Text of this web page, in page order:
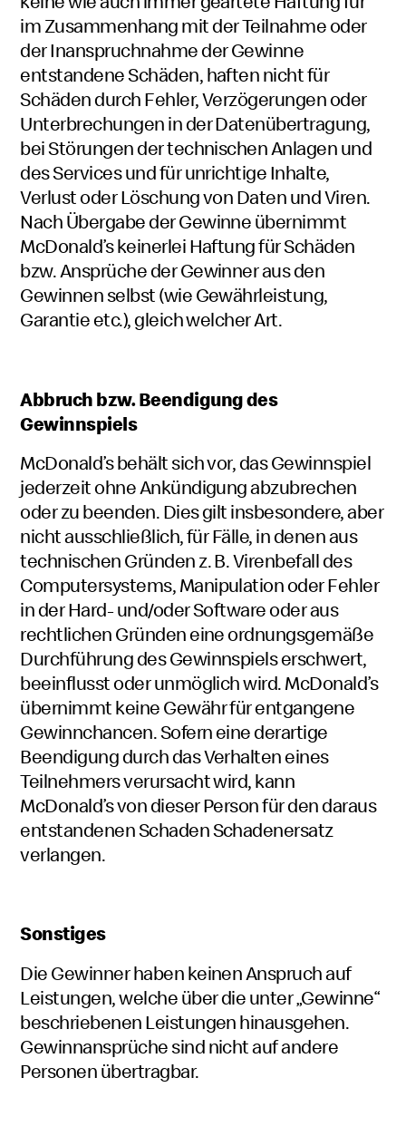
im Zusammenhang mit der Teilnahme oder
der Inanspruchnahme der Gewinne
entstandene Schäden, haften nicht für
Schäden durch Fehler, Verzögerungen oder
Unterbrechungen in der Datenübertragung,
bei Störungen der technischen Anlagen und
des Services und für unrichtige Inhalte,
Verlust oder Löschung von Daten und Viren.
Nach Übergabe der Gewinne übernimmt
McDonald’s keinerlei Haftung für Schäden
bzw. Ansprüche der Gewinner aus den
Gewinnen selbst (wie Gewährleistung,
Garantie etc.), gleich welcher Art.
Abbruch bzw. Beendigung des
Gewinnspiels
McDonald’s behält sich vor, das Gewinnspiel
jederzeit ohne Ankündigung abzubrechen
oder zu beenden. Dies gilt insbesondere, aber
nicht ausschließlich, für Fälle, in denen aus
technischen Gründen z. B. Virenbefall des
Computersystems, Manipulation oder Fehler
in der Hard- und/oder Software oder aus
rechtlichen Gründen eine ordnungsgemäße
Durchführung des Gewinnspiels erschwert,
beeinflusst oder unmöglich wird. McDonald’s
übernimmt keine Gewähr für entgangene
Gewinnchancen. Sofern eine derartige
Beendigung durch das Verhalten eines
Teilnehmers verursacht wird, kann
McDonald’s von dieser Person für den daraus
entstandenen Schaden Schadenersatz
verlangen.
Sonstiges
Die Gewinner haben keinen Anspruch auf
Leistungen, welche über die unter „Gewinne“
beschriebenen Leistungen hinausgehen.
Gewinnansprüche sind nicht auf andere
Personen übertragbar.